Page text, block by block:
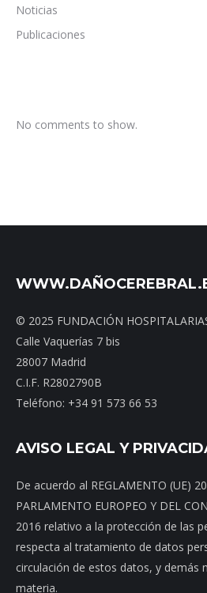
Noticias
Publicaciones
No comments to show.
© 2025 FUNDACIÓN
Calle Vaquerías 7 bis
28007 Madrid
C.I.F. R2802790B
Teléfono: +34 91 573 66 53
AVISO LEGAL Y
De acuerdo al REGLAMENTO (UE)
PARLAMENTO EUROPEO Y DEL
2016 relativo a la protección de las
respecta al tratamiento de datos
circulación de estos datos, y demás
materia.